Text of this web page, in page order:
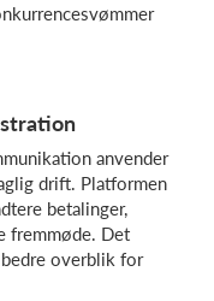
anvender
drift. Platformen
betalinger,
fremmøde. Det
overblik for